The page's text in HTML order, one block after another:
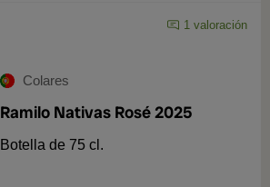
1 valoración
Colares
Ramilo Nativas Rosé 2025
Botella de 75 cl.